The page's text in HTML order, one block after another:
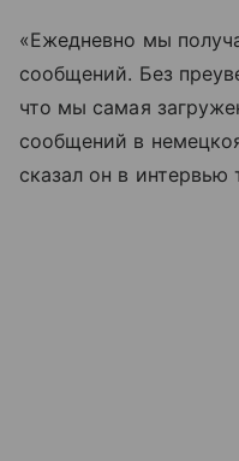
«Ежедневно мы
сообщений. Без
что мы самая
сообщений в
сказал он в интервью